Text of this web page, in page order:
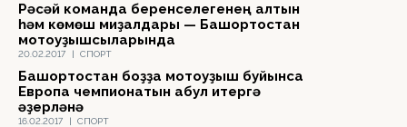
20.02.2017 | СПОРТ
Рәсәй команда беренселегенең алтын
һәм көмөш миҙалдары — Башҡортостан
мотоуҙышсыларында
16.02.2017 | СПОРТ
Башҡортостан боҙҙа мотоуҙыш буйынса
Европа чемпионатын ҡабул итергә
әҙерләнә